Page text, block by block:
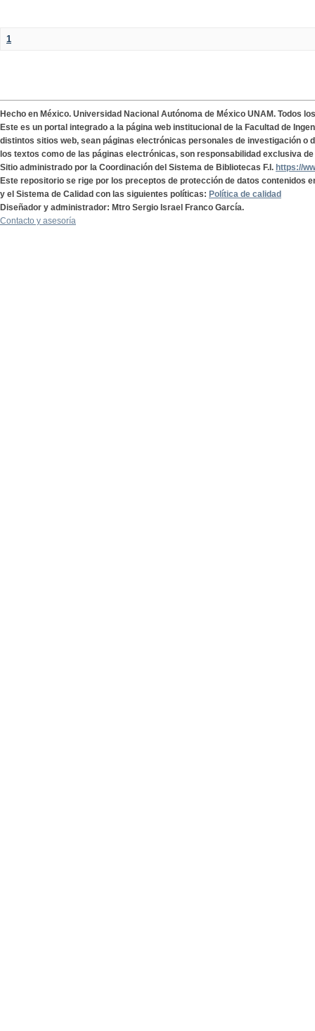
1
Hecho en México. Universidad Nacional Autónoma de México UNAM. Todos
Este es un portal integrado a la página web institucional de la Facultad de
distintos sitios web, sean páginas electrónicas personales de investigación o
los textos como de las páginas electrónicas, son responsabilidad exclusiva
Sitio administrado por la Coordinación del Sistema de Bibliotecas F.I. https://
Este repositorio se rige por los preceptos de protección de datos contenidos
y el Sistema de Calidad con las siguientes políticas: Política de calidad
Diseñador y administrador: Mtro Sergio Israel Franco García.
Contacto y asesoría